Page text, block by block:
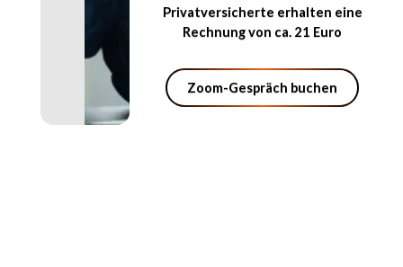
Privatversicherte erhalten eine
Rechnung von ca. 21 Euro
Zoom-Gespräch buchen
Zoom-Gespräch